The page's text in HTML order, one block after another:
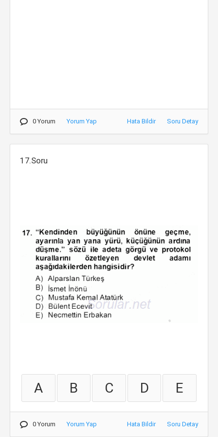
0 Yorum Yorum Yap Hata Bildir Soru Detay
17.Soru
A B C D E
0 Yorum Yorum Yap Hata Bildir Soru Detay